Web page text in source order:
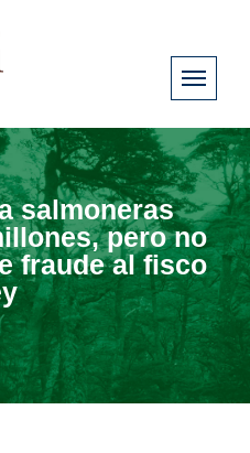
salmoneras
pero no
fraude al fisco